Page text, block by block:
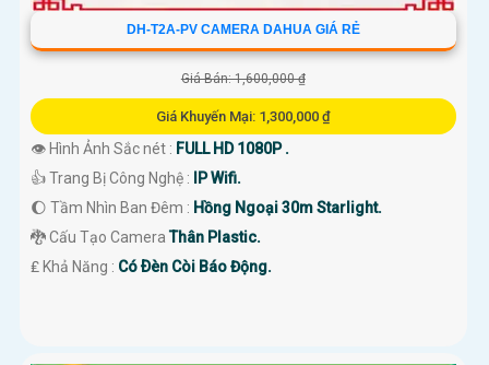
DH-T2A-PV CAMERA DAHUA GIÁ RẺ
Giá Bán: 1,600,000 ₫
Giá Khuyến Mại: 1,300,000 ₫
👁 Hình Ảnh Sắc nét : FULL HD 1080P .
👍 Trang Bị Công Nghệ :
IP Wifi.
🌔 Tầm Nhìn Ban Đêm : Hồng Ngoại 30m Starlight.
🐉️ Cấu Tạo CameraThân Plastic.
️₤ Khả Năng : Có Ðèn Còi Báo Động.